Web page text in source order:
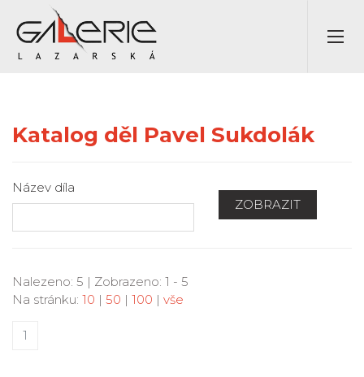
Katalog děl Pavel Sukdolák
Název díla
ZOBRAZIT
Nalezeno: 5 | Zobrazeno: 1 - 5
Na stránku: 10 | 50 | 100 | vše
1